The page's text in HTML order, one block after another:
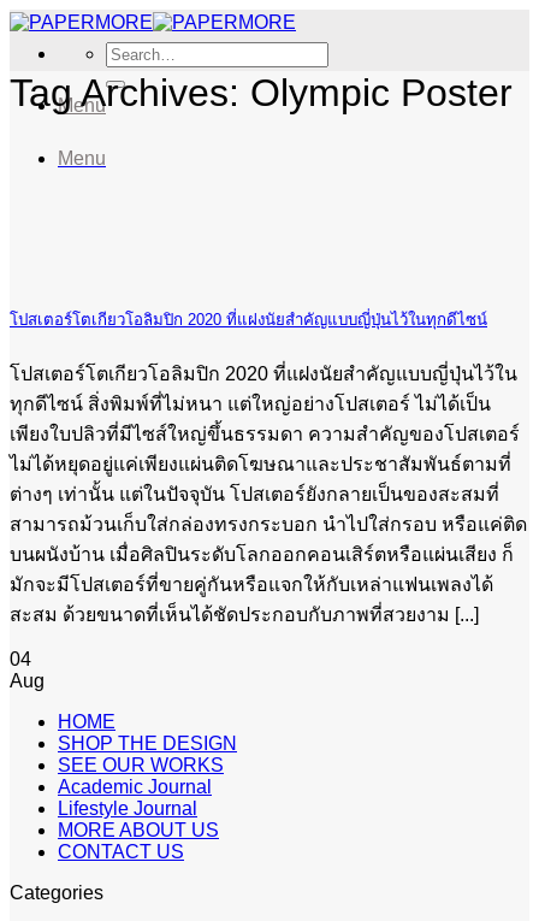
Skip
content
Search
for:
Menu
Menu
Tag Archives: Olympic Poster
โปสเตอร์โตเกียวโอลิมปิก 2020 ที่แฝงนัยสำคัญแบบญี่ปุ่นไว้ในทุกดีไซน์
โปสเตอร์โตเกียวโอลิมปิก 2020 ที่แฝงนัยสำคัญแบบญี่ปุ่นไว้ใน
ทุกดีไซน์ สิ่งพิมพ์ที่ไม่หนา แต่ใหญ่อย่างโปสเตอร์ ไม่ได้เป็น
เพียงใบปลิวที่มีไซส์ใหญ่ขึ้นธรรมดา ความสำคัญของโปสเตอร์
ไม่ได้หยุดอยู่แค่เพียงแผ่นติดโฆษณาและประชาสัมพันธ์ตามที่
ต่างๆ เท่านั้น แต่ในปัจจุบัน โปสเตอร์ยังกลายเป็นของสะสมที่
สามารถม้วนเก็บใส่กล่องทรงกระบอก นำไปใส่กรอบ หรือแค่ติด
บนผนังบ้าน เมื่อศิลปินระดับโลกออกคอนเสิร์ตหรือแผ่นเสียง ก็
มักจะมีโปสเตอร์ที่ขายคู่กันหรือแจกให้กับเหล่าแฟนเพลงได้
สะสม ด้วยขนาดที่เห็นได้ชัดประกอบกับภาพที่สวยงาม [...]
04
Aug
HOME
SHOP THE DESIGN
SEE OUR WORKS
Academic Journal
Lifestyle Journal
MORE ABOUT US
CONTACT US
Categories